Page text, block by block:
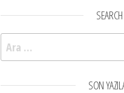
SEARCH
Arama:
SON